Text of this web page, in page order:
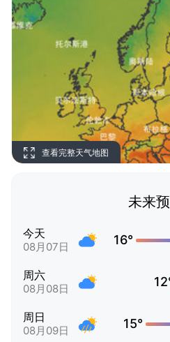
查看完整天气地图
未来
今天
08月07日 16°
周六
08月08日
周日
08月09日 15°